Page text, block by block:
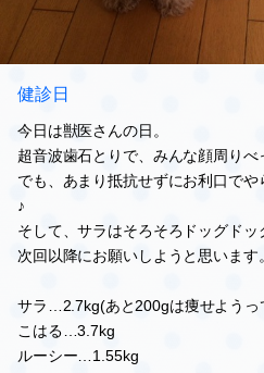
健診日
今日は獣医さんの日。
超音波歯石とりで、みんな顔周り
でも、あまり抵抗せずにお利口で
♪
そして、サラはそろそろドッグドッ
次回以降にお願いしようと思います。
サラ…2.7kg(あと200gは痩せようっ
こはる…3.7kg
ルーシー…1.55kg